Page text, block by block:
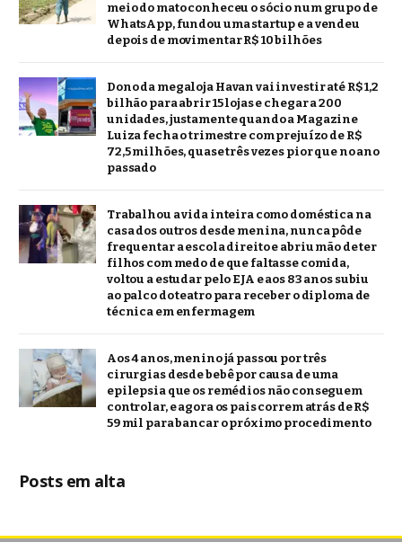
meio do mato conheceu o sócio num grupo de
WhatsApp, fundou uma startup e a vendeu
depois de movimentar R$ 10 bilhões
Dono da megaloja Havan vai investir até R$ 1,2
bilhão para abrir 15 lojas e chegar a 200
unidades, justamente quando a Magazine
Luiza fecha o trimestre com prejuízo de R$
72,5 milhões, quase três vezes pior que no ano
passado
Trabalhou a vida inteira como doméstica na
casa dos outros desde menina, nunca pôde
frequentar a escola direito e abriu mão de ter
filhos com medo de que faltasse comida,
voltou a estudar pelo EJA e aos 83 anos subiu
ao palco do teatro para receber o diploma de
técnica em enfermagem
Aos 4 anos, menino já passou por três
cirurgias desde bebê por causa de uma
epilepsia que os remédios não conseguem
controlar, e agora os pais correm atrás de R$
59 mil para bancar o próximo procedimento
Posts em alta